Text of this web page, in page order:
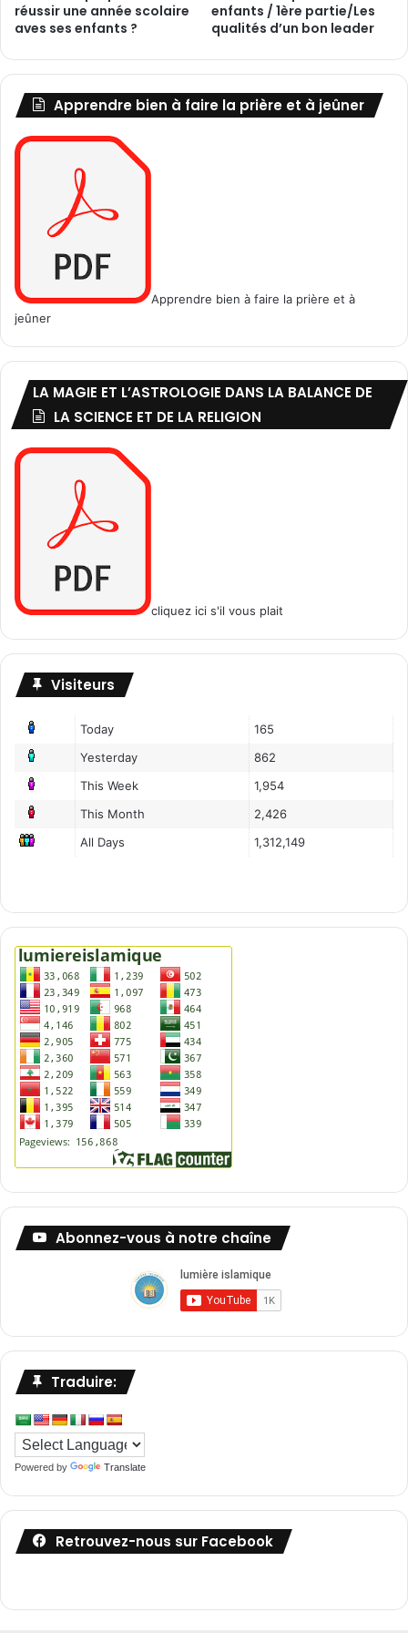
a
u
r
s
i
réussir une année scolaire
aves ses enfants ?
enfants / 1ère partie/Les
qualités d’un bon leader
Apprendre bien à faire la prière et à jeûner
Apprendre bien à faire la prière et à
jeûner
LA MAGIE ET L’ASTROLOGIE DANS LA BALANCE DE
LA SCIENCE ET DE LA RELIGION
cliquez ici s'il vous plait
Visiteurs
Today
165
Yesterday
862
This Week
1,954
This Month
2,426
All Days
1,312,149
Abonnez-vous à notre chaîne
Traduire:
Powered by Translate
Retrouvez-nous sur Facebook